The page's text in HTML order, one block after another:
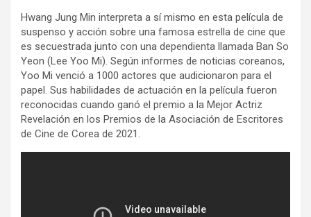
Hwang Jung Min interpreta a sí mismo en esta película de
suspenso y acción sobre una famosa estrella de cine que
es secuestrada junto con una dependienta llamada Ban So
Yeon (Lee Yoo Mi). Según informes de noticias coreanos,
Yoo Mi venció a 1000 actores que audicionaron para el
papel. Sus habilidades de actuación en la película fueron
reconocidas cuando ganó el premio a la Mejor Actriz
Revelación en los Premios de la Asociación de Escritores
de Cine de Corea de 2021.